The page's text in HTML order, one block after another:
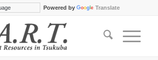
Powered by Translate